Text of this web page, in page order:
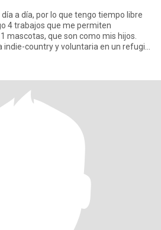
a día, por lo que tengo tiempo libre
4 trabajos que me permiten
mascotas, que son como mis hijos.
country y voluntaria en un refugio